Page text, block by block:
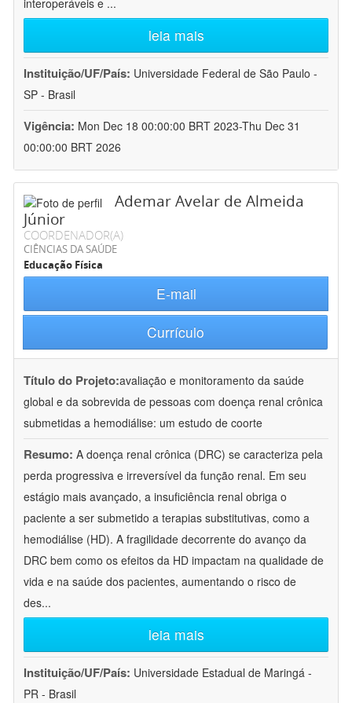
interoperáveis e ...
leia mais
Instituição/UF/País: Universidade Federal de São Paulo -
SP - Brasil
Vigência: Mon Dec 18 00:00:00 BRT 2023-Thu Dec 31
00:00:00 BRT 2026
Ademar Avelar de Almeida
Júnior
COORDENADOR(A)
CIÊNCIAS DA SAÚDE
Educação Física
E-mail
Currículo
Título do Projeto:avaliação e monitoramento da saúde
global e da sobrevida de pessoas com doença renal crônica
submetidas a hemodiálise: um estudo de coorte
Resumo: A doença renal crônica (DRC) se caracteriza pela
perda progressiva e irreversível da função renal. Em seu
estágio mais avançado, a insuficiência renal obriga o
paciente a ser submetido a terapias substitutivas, como a
hemodiálise (HD). A fragilidade decorrente do avanço da
DRC bem como os efeitos da HD impactam na qualidade de
vida e na saúde dos pacientes, aumentando o risco de
des...
leia mais
Instituição/UF/País: Universidade Estadual de Maringá -
PR - Brasil